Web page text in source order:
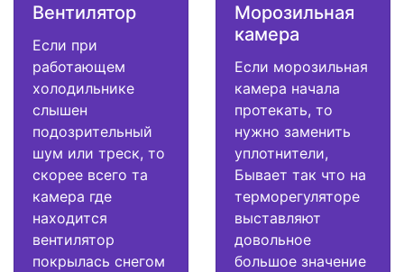
Вентилятор
Если при
работающем
холодильнике
слышен
подозрительный
шум или треск, то
скорее всего та
камера где
находится
вентилятор
покрылась снегом
Морозильная
камера
Если морозильная
камера начала
протекать, то
нужно заменить
уплотнители,
Бывает так что на
терморегуляторе
выставляют
довольное
большое значение